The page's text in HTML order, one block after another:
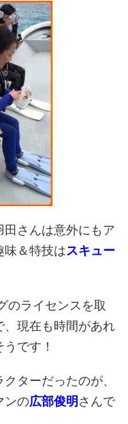
さんは意外にもア
味＆特技はスキュー
のライセンスを取
現在も時間があれ
です！
ターだったのが、
ンの広部俊明 さんで